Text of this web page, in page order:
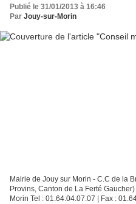
Publié le 31/01/2013 à 16:46
Par Jouy-sur-Morin
Mairie de Jouy sur Morin - C.C de la
Provins, Canton de La Ferté
Morin Tel : 01.64.04.07.07 | Fax :